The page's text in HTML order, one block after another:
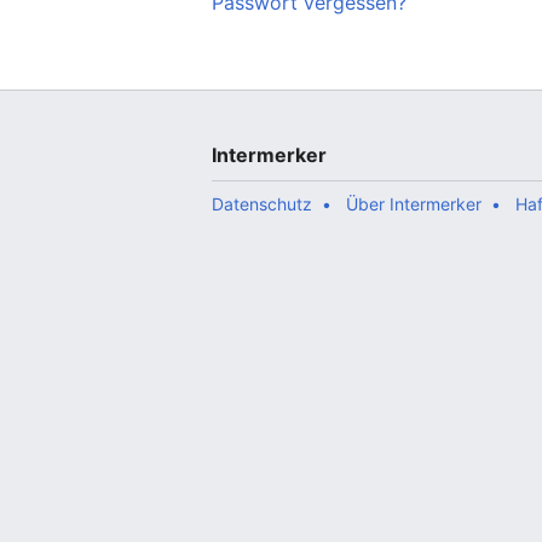
Intermerker
Datenschutz Über Intermerker